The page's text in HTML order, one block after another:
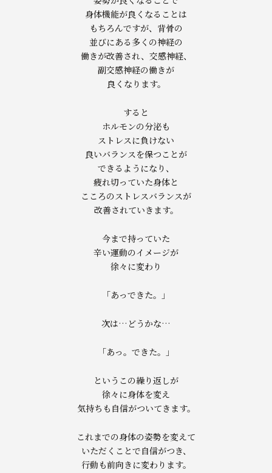
身体機能が良くなることは
もちろんですが、背骨の
並びにある多くの神経の
働きが改善され、交感神経、
副交感神経の働きが
良くなります。
すると
ホルモンの分泌も
ストレスに負けない
良いバランスを保つことが
できるようになり、
疲れ切っていた身体と
こころのストレスバランスが
改善されていきます。
今まで持っていた
辛い運動のイメージが
徐々に変わり
「あっできた。」
次は…どうかな…
「あっ。できた。」
というこの繰り返しが
徐々に身体を変え
気持ちも自信がついてきます。
これまでの身体の姿勢を変えて
いただくことで自信がつき、
行動も前向きに変わります。